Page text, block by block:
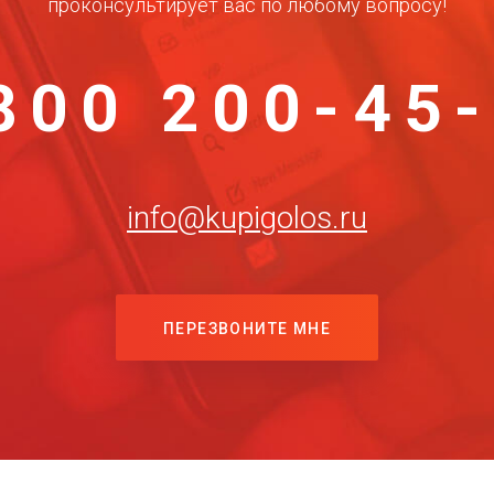
проконсультирует вас по любому вопросу!
200-
info@kupigolos.ru
ПЕРЕЗВОНИТЕ МНЕ